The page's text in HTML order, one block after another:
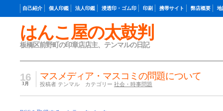
はんこ屋の太鼓判
板橋区前野町の印章店店主、テンマルの日記
自己紹介 個人印鑑 法人印鑑 浸透印・ゴム印 印刷 携帯サイト 弊店概要 地
マスメディア・マスコミの問題について
16
3月 投稿者 テンマル カテゴリー 社会・時事問題